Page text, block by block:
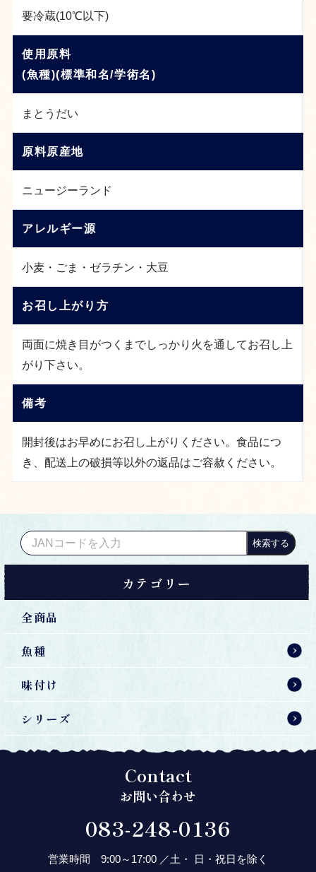
検索する
カテゴリー
全商品
魚種
味付け
シリーズ
要冷蔵(10℃以下)
使用原料
(魚種)(標準和名/学術名)
まとうだい
原料原産地
ニュージーランド
アレルギー源
小麦・ごま・ゼラチン・大豆
お召し上がり方
両面に焼き目がつくまでしっかり火を通してお召し上
がり下さい。
備考
開封後はお早めにお召し上がりください。食品につ
き、配送上の破損等以外の返品はご容赦ください。
Contact
お問い合わせ
083-248-0136
営業時間 9:00～17:00 ／土・ 日・祝日を除く